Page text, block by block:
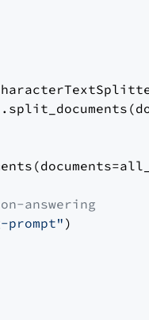
answering
)